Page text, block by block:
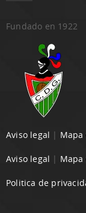
Fundado en 1922
Aviso legal | Mapa
Aviso legal | Mapa
Politica de